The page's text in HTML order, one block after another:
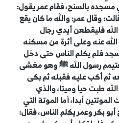
مسجده بالسنح، فقام عمر يقول:
وقال عمر: والله ما كان يقع
فليقطعن أيدي رجال
عنه وعلى أثرة من مسكنه
فلم يكلم الناس حتى دخل
رسول اللهﷺوهو مغشى
أكب عليه فقبله ثم بكى
طبت حيا وميتا، والذي
أبدا، أما الموتة التي
بكر وعمر يكلم الناس، فقال: